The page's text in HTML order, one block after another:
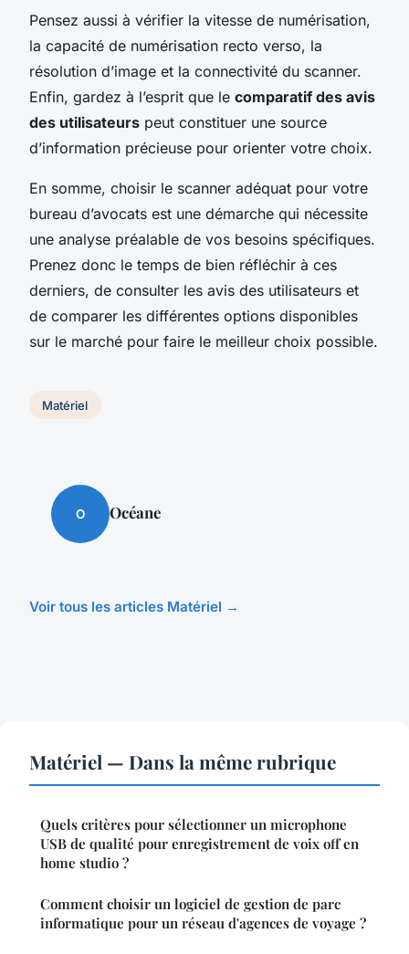
Pensez aussi à vérifier la vitesse de numérisation,
la capacité de numérisation recto verso, la
résolution d’image et la connectivité du scanner.
Enfin, gardez à l’esprit que le comparatif des avis
des utilisateurs peut constituer une source
d’information précieuse pour orienter votre choix.
En somme, choisir le scanner adéquat pour votre
bureau d’avocats est une démarche qui nécessite
une analyse préalable de vos besoins spécifiques.
Prenez donc le temps de bien réfléchir à ces
derniers, de consulter les avis des utilisateurs et
de comparer les différentes options disponibles
sur le marché pour faire le meilleur choix possible.
Matériel
O Océane
Voir tous les articles Matériel →
Matériel — Dans la même rubrique
Quels critères pour sélectionner un microphone
USB de qualité pour enregistrement de voix off en
home studio ?
Comment choisir un logiciel de gestion de parc
informatique pour un réseau d'agences de voyage ?